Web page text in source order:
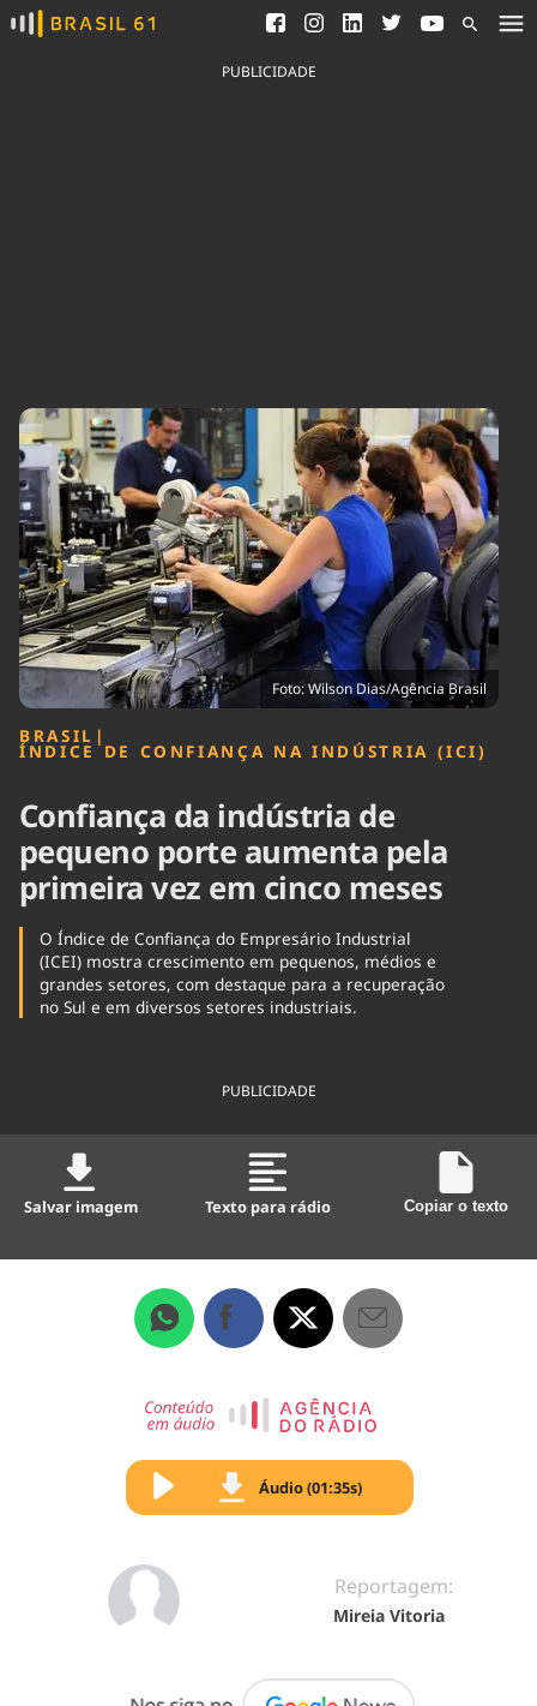
Ver todas as notícias
Saneamento
Indicadores
Agronegócios
Brasil
Brasil Mineral
Ciência &
Tecnologia
Cinema
Comportamento
Cultura
Economia
Educação
Infraestrutura
Internacional
Meio Ambiente
Podcast
Política
Saúde
Tempo
PUBLICIDADE
Foto: Wilson Dias/Agência Brasil
BRASIL |
ÍNDICE DE CONFIANÇA NA INDÚSTRIA (ICI)
Confiança da indústria de
pequeno porte aumenta pela
primeira vez em cinco meses
O Índice de Confiança do Empresário Industrial
(ICEI) mostra crescimento em pequenos, médios e
grandes setores, com destaque para a recuperação
no Sul e em diversos setores industriais.
PUBLICIDADE
Salvar imagem Texto para rádio Copiar o texto
Áudio (01:35s)
Reportagem:
Mireia Vitoria